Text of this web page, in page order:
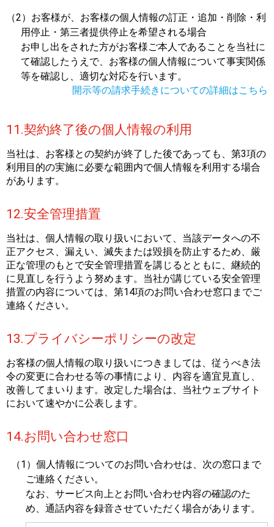
（2）お客様が、お客様の個人情報の訂正・追加・削除・利
用停止・第三者提供停止を希望される場合
お申し出をされた方がお客様ご本人であることを当社に
て確認したうえで、お客様の個人情報について事実関係
等を確認し、適切な対応を行います。
開示等の請求手続きについての詳細はこちら
11.契約終了後の個人情報の利用
当社は、お客様との契約が終了した後であっても、第3項の
利用目的の実施に必要な範囲内で個人情報を利用する場合
があります。
12.安全管理措置
当社は、個人情報の取り扱いにおいて、当該データへの不
正アクセス、漏えい、滅失または毀損を防止するため、厳
正な管理のもとで安全管理措置を講じるとともに、継続的
に見直しを行うよう努めます。当社が講じている安全管理
措置の内容については、第14項のお問い合わせ窓口までご
連絡ください。
13.プライバシーポリシーの改定
お客様の個人情報の取り扱いにつきましては、従うべき法
令の変更に合わせる等の事情により、内容を適宜見直し、
改善してまいります。改定した場合は、当社ウェブサイト
において速やかに公表します。
14.お問い合わせ窓口
（1）個人情報についてのお問い合わせは、次の窓口まで
ご連絡ください。
なお、サービス向上とお問い合わせ内容の確認のた
め、通話内容を録音させていただく場合があります。